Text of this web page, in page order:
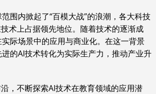
围内掀起了“百模大战”的浪潮，各大科技
术上占据领先地位。随着技术的逐渐成
际场景中的应用与商业化。在这一背景
的AI技术转化为实际生产力，推动产业升
，不断探索AI技术在教育领域的应用潜